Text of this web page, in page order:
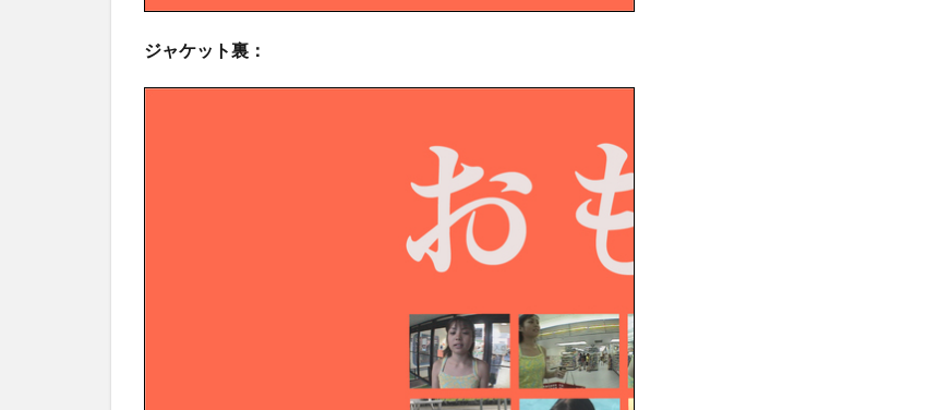
ジャケット裏：